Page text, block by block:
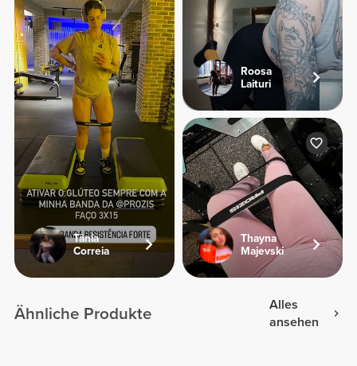
Tânia
Correia
Roosa
Laituri
Thayna
Majevski
Ähnliche Produkte
Alles
ansehen